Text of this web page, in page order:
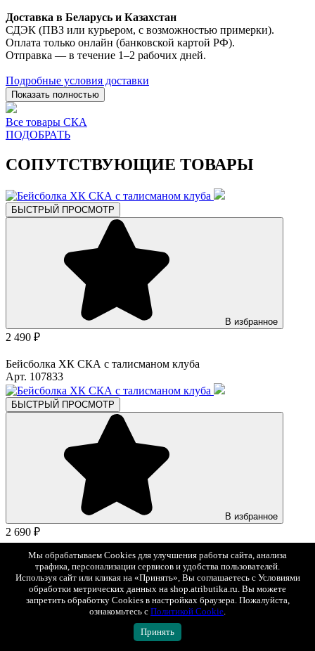
Доставка в Беларусь и Казахстан
СДЭК (ПВЗ или курьером, с возможностью примерки).
Оплата только онлайн (банковской картой РФ).
Отправка — в течение 1–2 рабочих дней.
Подробные условия доставки
Показать полностью
Все товары СКА
ПОДОБРАТЬ
СОПУТСТВУЮЩИЕ ТОВАРЫ
БЫСТРЫЙ ПРОСМОТР
В избранное
2 490 ₽
Бейсболка ХК СКА с талисманом клуба
Арт. 107833
БЫСТРЫЙ ПРОСМОТР
В избранное
2 690 ₽
Бейсболка ХК СКА с талисманом клуба
Арт. 107838
БЫСТРЫЙ ПРОСМОТР
50 52 54 56
Мы обрабатываем Cookies для улучшения работы сайта, анализа
трафика, персонализации сервисов и удобства пользователей.
Используя сайт или кликая на «Принять», Вы соглашаетесь с Условиями
обработки метрических данных на shop.atributika.ru. Вы можете
запретить обработку Cookies в настройках браузера. Пожалуйста,
ознакомьтесь с Политикой Cookie.
Принять